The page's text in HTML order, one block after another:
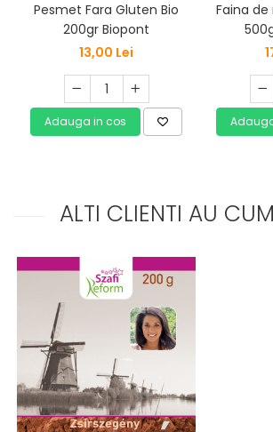
Pesmet Fara Gluten Bio
200gr Biopont
13,00 Lei
Adauga in cos
Faina
ALTI CLIENTI AU